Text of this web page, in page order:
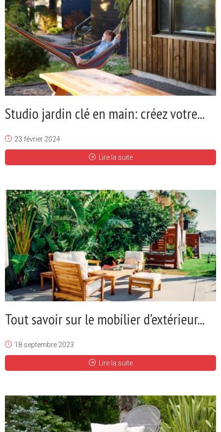
Studio jardin clé en main: créez votre...
23 février 2024
Lire la suite
Tout savoir sur le mobilier d’extérieur...
18 septembre 2023
Lire la suite